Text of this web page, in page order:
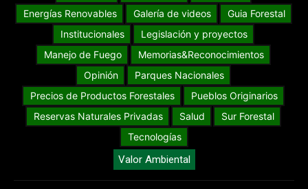
Energías Renovables
Galería de videos
Guia Forestal
Institucionales
Legislación y proyectos
Manejo de Fuego
Memorias&Reconocimientos
Opinión
Parques Nacionales
Precios de Productos Forestales
Pueblos Originarios
Reservas Naturales Privadas
Salud
Sur Forestal
Tecnologías
Valor Ambiental